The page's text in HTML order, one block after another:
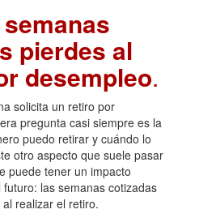
pierdes al
desempleo.
solicita un retiro por
pregunta casi siempre es la
puedo retirar y cuándo lo
otro aspecto que suele pasar
puede tener un impacto
las semanas cotizadas
realizar el retiro.